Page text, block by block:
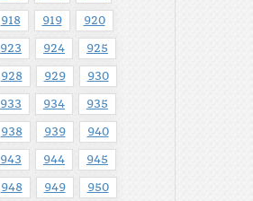
918 919 920
923 924 925
928 929 930
933 934 935
938 939 940
943 944 945
948 949 950